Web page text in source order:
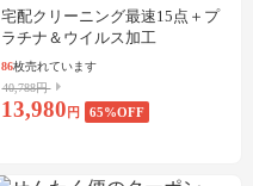
宅配クリーニング最速15点＋プ
ラチナ＆ウイルス加工
86枚売れています
40,788円
13,980 円 65%OFF